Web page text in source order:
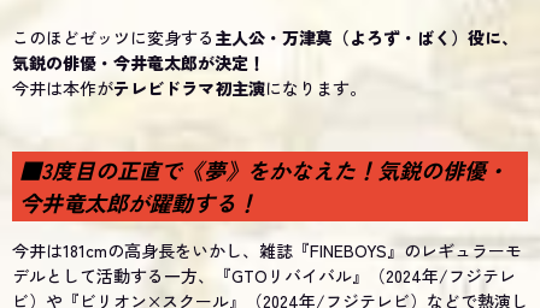
このほどゼッツに変身する 主人公・万津莫（よろず・ばく）役に、
気鋭の俳優・今井竜太郎が決定！
今井は本作がテレビドラマ初主演になります。
■3度目の正直で《夢》をかなえた！気鋭の俳優・
今井竜太郎が躍動する！
今井は181cmの高身長をいかし、雑誌『FINEBOYS』のレギュラーモ
デルとして活動する一方、『GTOリバイバル』（2024年/フジテレ
ビ）や『ビリオン×スクール』（2024年/フジテレビ）などで熱演し